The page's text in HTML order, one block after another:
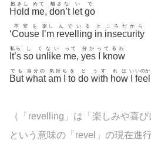
Hold
抱きし
me
めて
, don’t
離さな
let
い
go
で
‘Couse
不安を
I’m
楽し
revelling
んでいる
in
と
insecurity
ころだから
It’s
私ら
so
し
unlike
くない
me
って
, yes
分か っ
know
てるわ
But
でも
what
自分の
am
気持 ち
to
を
do
ど
with
うす
how
れば い
feel
いのか
（「revelling」は「楽しみや喜び
という意味の「revel」の現在進